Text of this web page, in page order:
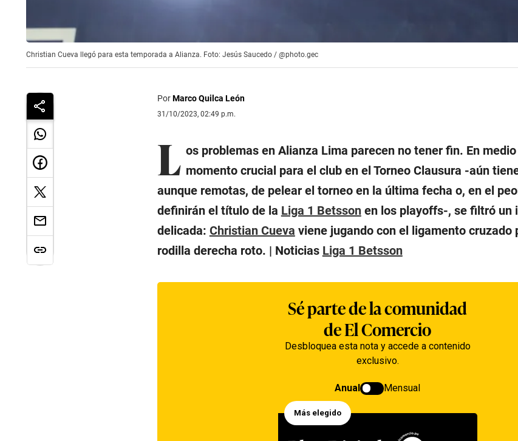
Christian Cueva llegó para esta temporada a Alianza. Foto: Jesús Saucedo / @photo.gec
PorMarco Quilca León
31/10/2023, 02:49 p.m.
L os problemas en Alianza Lima parecen no tener fin. En
momento crucial para el club en el Torneo Clausura -aún
aunque remotas, de pelear el torneo en la última fecha o, en el
definirán el título de la Liga 1 Betssonen los playoffs-, se filtró un
delicada: Christian Cueva viene jugando con el ligamento cruzado
rodilla derecha roto. | Noticias Liga 1 Betsson